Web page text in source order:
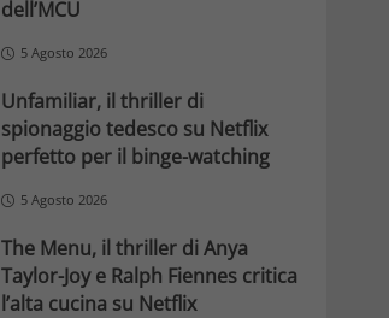
dell’MCU
5 Agosto 2026
Unfamiliar, il thriller di
spionaggio tedesco su Netflix
perfetto per il binge-watching
5 Agosto 2026
The Menu, il thriller di Anya
Taylor-Joy e Ralph Fiennes critica
l’alta cucina su Netflix